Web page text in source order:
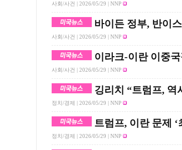
사회/사건 | 2026/05/29 | NNP
바이든 정부, 반이
사회/사건 | 2026/05/29 | NNP
이라크-이란 이중
사회/사건 | 2026/05/29 | NNP
깅리치 “트럼프, 역
정치/경제 | 2026/05/29 | NNP
트럼프, 이란 문제
정치/경제 | 2026/05/29 | NNP